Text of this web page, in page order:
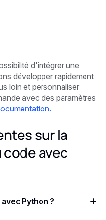
d'intégrer une
développer rapidement
loin et personnaliser
avec des paramètres
sur la
avec
Python ?